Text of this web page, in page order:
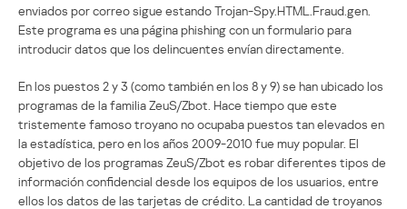
enviados por correo sigue estando Trojan-Spy.HTML.Fraud.gen.
Este programa es una página phishing con un formulario para
introducir datos que los delincuentes envían directamente.
En los puestos 2 y 3 (como también en los 8 y 9) se han ubicado los
programas de la familia ZeuS/Zbot. Hace tiempo que este
tristemente famoso troyano no ocupaba puestos tan elevados en
la estadística, pero en los años 2009-2010 fue muy popular. El
objetivo de los programas ZeuS/Zbot es robar diferentes tipos de
información confidencial desde los equipos de los usuarios, entre
ellos los datos de las tarjetas de crédito. La cantidad de troyanos